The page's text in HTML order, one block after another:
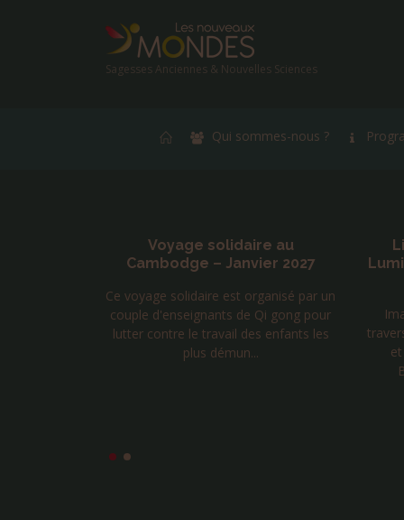
Sagesses Anciennes & Nouvelles Sciences
Qui sommes-nous ?
Livre « Amour Force et
Lumière » Tome 2 de Laurent
Imaginez un voyage initiatique à
travers les mondes, avec, pour guides
et enseignants, l’Aigle royal, le
L’ile